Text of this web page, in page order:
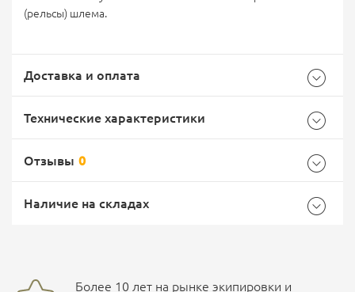
(рельсы) шлема.
Доставка и оплата
Доставка Почтой России
EMS Почта России
Доставка курьерской службой СДЭК -
Технические характеристики
Страна производитель Китай
Отзывы 0
Наличие на складах
Более 10 лет на рынке экипировки и